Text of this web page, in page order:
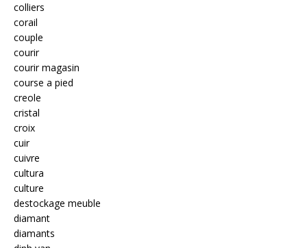
colliers
corail
couple
courir
courir magasin
course a pied
creole
cristal
croix
cuir
cuivre
cultura
culture
destockage meuble
diamant
diamants